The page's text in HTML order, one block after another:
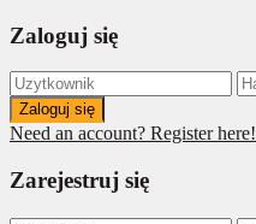
Zaloguj się
Zaloguj się
Need an account? Register here!
Zarejestruj się